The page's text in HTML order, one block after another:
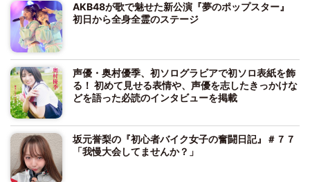
AKB48が歌で魅せた新公演『夢のポップスター』
初日から全身全霊のステージ
声優・奥村優季、初ソログラビアで初ソロ表紙を飾
る！ 初めて見せる表情や、声優を志したきっかけな
どを語った必読のインタビューを掲載
坂元誉梨の『初心者バイク女子の奮闘日記』＃７７
「我慢大会してませんか？」